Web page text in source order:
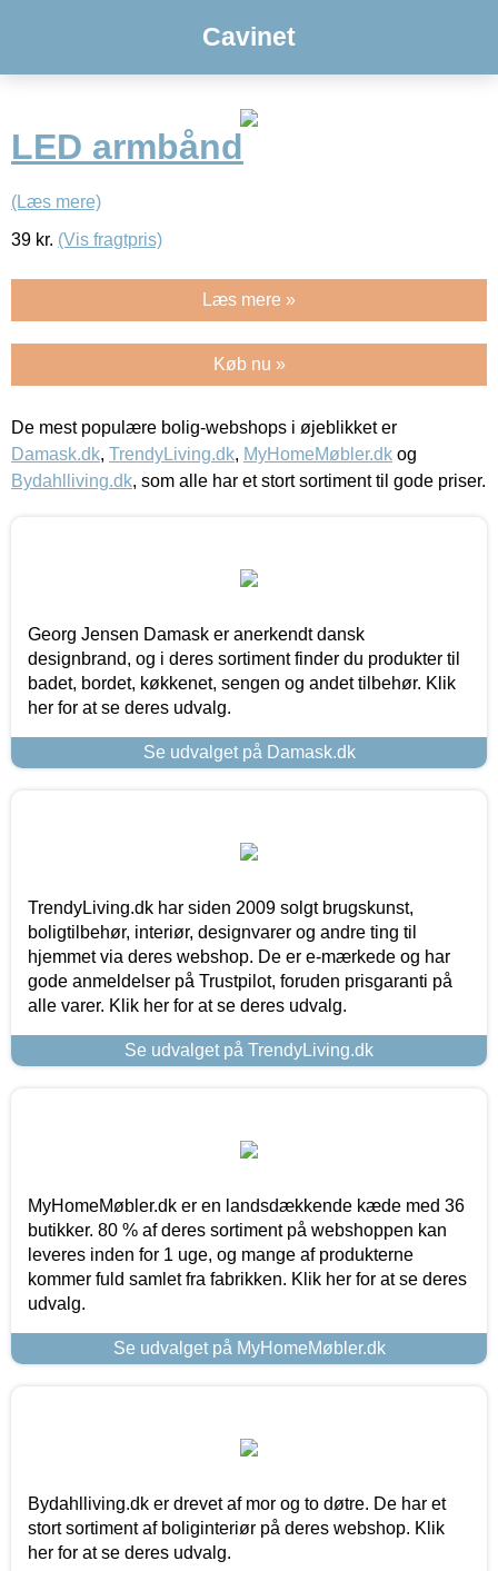
Cavinet
LED armbånd
(Læs mere)
39 kr. (Vis fragtpris)
Læs mere »
Køb nu »
De mest populære bolig-webshops i øjeblikket er
Damask.dk, TrendyLiving.dk, MyHomeMøbler.dk og
Bydahlliving.dk, som alle har et stort sortiment til gode priser.
Georg Jensen Damask er anerkendt dansk
designbrand, og i deres sortiment finder du produkter til
badet, bordet, køkkenet, sengen og andet tilbehør. Klik
her for at se deres udvalg.
Se udvalget på Damask.dk
TrendyLiving.dk har siden 2009 solgt brugskunst,
boligtilbehør, interiør, designvarer og andre ting til
hjemmet via deres webshop. De er e-mærkede og har
gode anmeldelser på Trustpilot, foruden prisgaranti på
alle varer. Klik her for at se deres udvalg.
Se udvalget på TrendyLiving.dk
MyHomeMøbler.dk er en landsdækkende kæde med 36
butikker. 80 % af deres sortiment på webshoppen kan
leveres inden for 1 uge, og mange af produkterne
kommer fuld samlet fra fabrikken. Klik her for at se deres
udvalg.
Se udvalget på MyHomeMøbler.dk
Bydahlliving.dk er drevet af mor og to døtre. De har et
stort sortiment af boliginteriør på deres webshop. Klik
her for at se deres udvalg.